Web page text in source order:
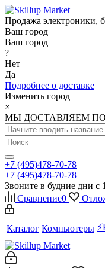
Продажа электроники,
Ваш город
Ваш город
?
Нет
Да
Подробнее о доставке
Изменить город
×
МЫ ДОСТАВЛЯЕМ
+7 (495)478-70-78
+7 (495)478-70-78
Звоните в будние дни с
Сравнение0
Каталог Компьютеры